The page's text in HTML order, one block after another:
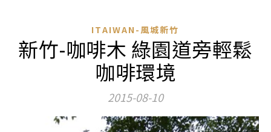
ITAIWAN-風城新竹
新竹-咖啡木 綠園道旁輕鬆
咖啡環境
2015-08-10